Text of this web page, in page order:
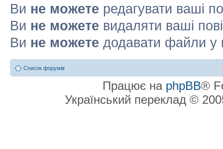
Ви не можете редагувати ваші
Ви не можете видаляти ваші
Ви не можете додавати файли у
Список форумів
Працює на phpBB®
Український переклад ©